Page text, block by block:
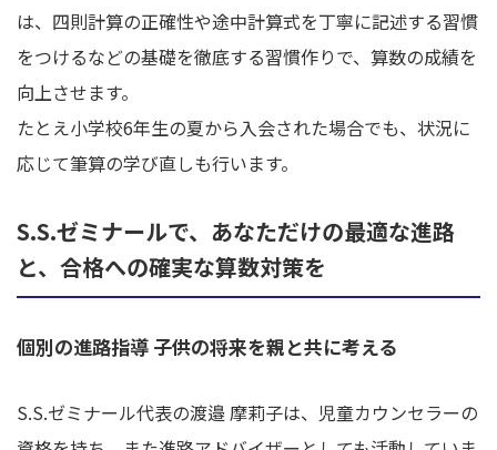
は、四則計算の正確性や途中計算式を丁寧に記述する習慣
をつけるなどの基礎を徹底する習慣作りで、算数の成績を
向上させます。
たとえ小学校6年生の夏から入会された場合でも、状況に
応じて筆算の学び直しも行います。
S.S.ゼミナールで、あなただけの最適な進路
と、合格への確実な算数対策を
個別の進路指導 子供の将来を親と共に考える
S.S.ゼミナール代表の渡邉 摩莉子は、児童カウンセラーの